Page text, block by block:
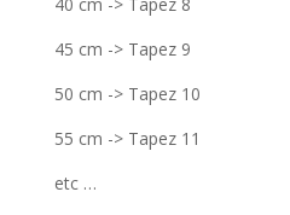
45 cm -> Tapez 9
50 cm -> Tapez 10
55 cm -> Tapez 11
etc …